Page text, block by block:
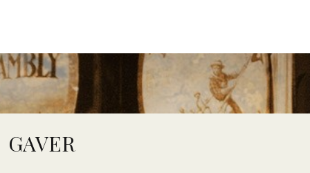
GAVER